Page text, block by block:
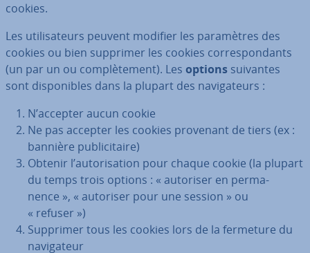
cookies.
Les uti­li­sa­teurs peuvent modifier les pa­ra­mètres des
cookies ou bien supprimer les cookies cor­res­pon­dants
(un par un ou com­plè­te­ment). Les options suivantes
sont dis­po­nibles dans la plupart des na­vi­ga­teurs :
N’accepter aucun cookie
Ne pas accepter les cookies provenant de tiers (ex :
bannière pu­bli­ci­taire)
Obtenir l’au­to­ri­sa­tion pour chaque cookie (la plupart
du temps trois options : « autoriser en per­ma­
nence », « autoriser pour une session » ou
« refuser »)
Supprimer tous les cookies lors de la fermeture du
na­vi­ga­teur